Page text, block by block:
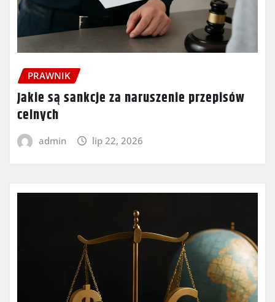
PRAWNIK
Jakie są sankcje za naruszenie przepisów
celnych
admin lip 22, 2026